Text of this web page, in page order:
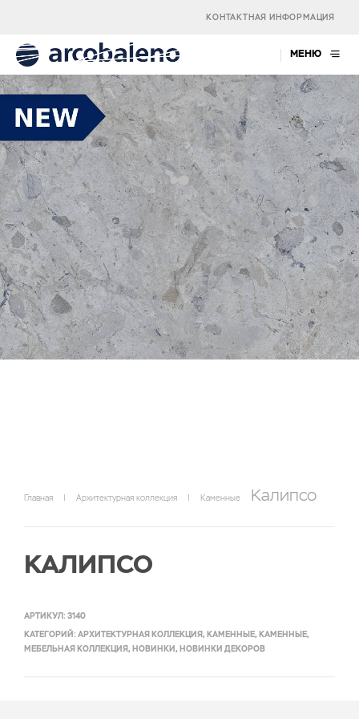
КОНТАКТНАЯ ИНФОРМАЦИЯ
МЕНЮ
Главная Архитектурная коллекция Каменные Калипсо
КАЛИПСО
АРТИКУЛ: 3140
КАТЕГОРИЙ: АРХИТЕКТУРНАЯ КОЛЛЕКЦИЯ , КАМЕННЫЕ, КАМЕННЫЕ,
МЕБЕЛЬНАЯ КОЛЛЕКЦИЯ , НОВИНКИ , НОВИНКИ ДЕКОРОВ